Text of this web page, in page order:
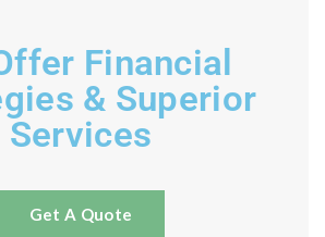
Financial
& Superior
Services
Get A Quote